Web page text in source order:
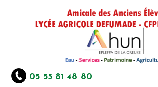
05 55 81 48 80